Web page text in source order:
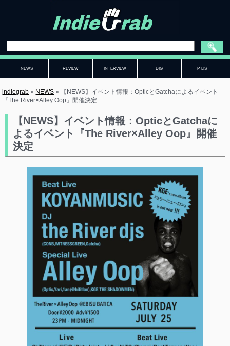
NEWS REVIEW INTERVIEW DIG P-LIST
indiegrab » NEWS »
【NEWS】イベント情報：OpticとGatchaによるイベント
『The River×Alley Oop』開催決定
【NEWS】イベント情報：OpticとGatchaに
よるイベント『The River×Alley Oop』開催
決定